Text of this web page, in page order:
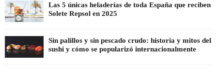
Las 5 únicas heladerías de toda España que reciben
Solete Repsol en 2025
Sin palillos y sin pescado crudo: historia y mitos del
sushi y cómo se popularizó internacionalmente